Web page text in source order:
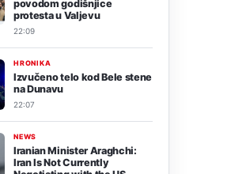
povodom godišnjice
protesta u Valjevu
22:09
HRONIKA
Izvučeno telo kod Bele stene
na Dunavu
22:07
NEWS
Iranian Minister Araghchi:
Iran Is Not Currently